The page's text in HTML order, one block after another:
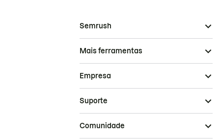
Semrush
Mais ferramentas
Empresa
Suporte
Comunidade